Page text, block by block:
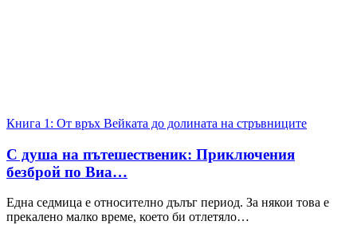
Книга 1: От връх Вейката до долината на стръвниците
С душа на пътешественик: Приключения
безброй по Виа…
Една седмица е относително дълъг период. За някои това е
прекалено малко време, което би отлетяло…